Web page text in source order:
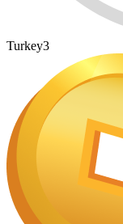
Turkey3